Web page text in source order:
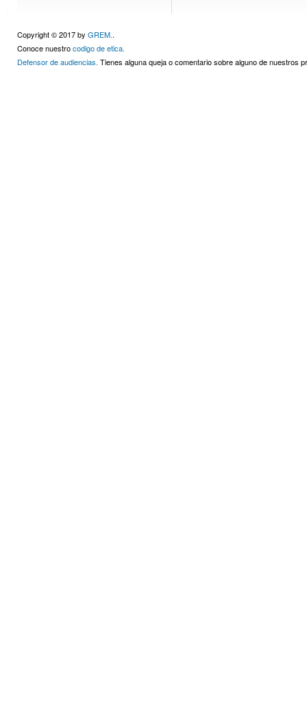
Copyright © 2017 by GREM..
Conoce nuestrocodigo de etica.
Defensor de audiencias. Tienes alguna queja o comentario sobre alguno de nuestros